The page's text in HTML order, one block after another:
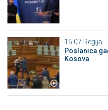
15:07 Regija
Poslanica
Kosova